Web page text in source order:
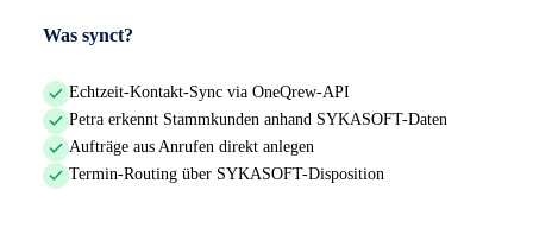
Was synct?
Echtzeit-Kontakt-Sync via OneQrew-API
Petra erkennt Stammkunden anhand SYKASOFT-Daten
Aufträge aus Anrufen direkt anlegen
Termin-Routing über SYKASOFT-Disposition